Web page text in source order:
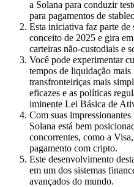
a Solana para conduzir
para pagamentos de
Esta iniciativa faz parte de
conceito de 2025 e gira
carteiras não-custodiais e
Você pode experimentar
tempos de liquidação mais
transfronteiriças mais
eficazes e as políticas
iminente Lei Básica de
Com suas impressionantes
Solana está bem
concorrentes, como a
pagamento com cripto.
Este desenvolvimento
em um dos sistemas
avançados do mundo.